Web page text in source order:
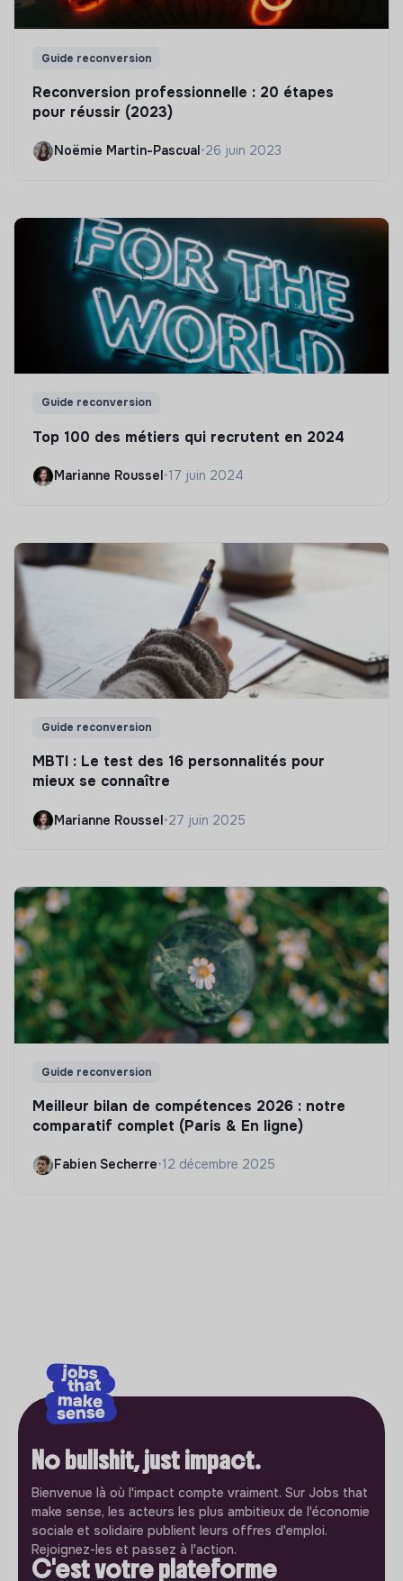
Guide reconversion
Reconversion professionnelle : 20 étapes
pour réussir (2023)
Noëmie Martin-Pascual •26 juin 2023
Guide reconversion
Top 100 des métiers qui recrutent en 2024
Marianne Roussel•17 juin 2024
Guide reconversion
MBTI : Le test des 16 personnalités pour
mieux se connaître
Marianne Roussel•27 juin 2025
Guide reconversion
Meilleur bilan de compétences 2026 : notre
comparatif complet (Paris & En ligne)
Fabien Secherre•12 décembre 2025
No bullshit, just impact.
Bienvenue là où l'impact compte vraiment. Sur Jobs that
make sense, les acteurs les plus ambitieux de l'économie
sociale et solidaire publient leurs offres d'emploi.
Rejoignez-les et passez à l'action.
C'est votre plateforme